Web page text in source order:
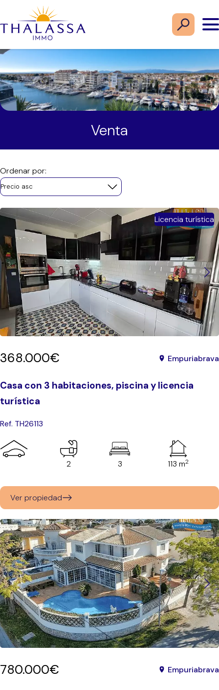
Venta
Ordenar por:
Precio asc
Licencia turística
368.000€ Empuriabrava
Casa con 3 habitaciones, piscina y licencia
turística
Ref. TH26113
2 3 113 m2
Ver propiedad
780.000€ Empuriabrava